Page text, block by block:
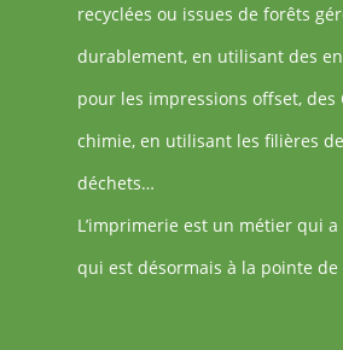
recyclées ou issues de forêts
durablement, en utilisant des
pour les impressions offset, des
chimie, en utilisant les filières
déchets…
L’imprimerie est un métier qui
qui est désormais à la pointe